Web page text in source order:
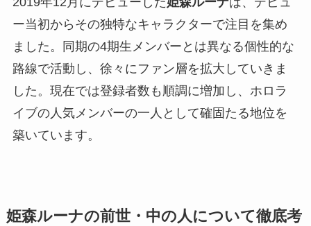
ー当初からその独特なキャラクターで注目を集め
ました。同期の4期生メンバーとは異なる個性的な
路線で活動し、徐々にファン層を拡大していきま
した。現在では登録者数も順調に増加し、ホロラ
イブの人気メンバーの一人として確固たる地位を
築いています。
姫森ルーナの前世・中の人について徹底考